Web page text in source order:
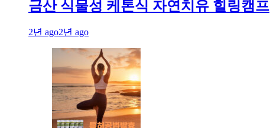
금산 식물성 케톤식 자연치유 힐링캠프
2년 ago2년 ago